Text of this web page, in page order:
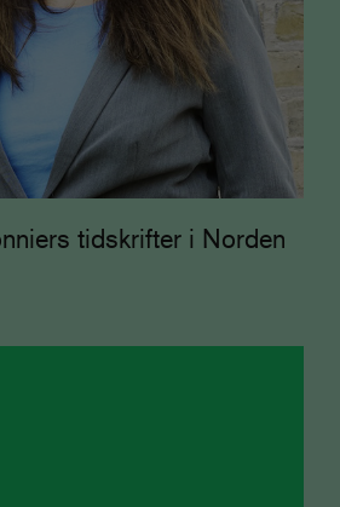
tidskrifter i Norden